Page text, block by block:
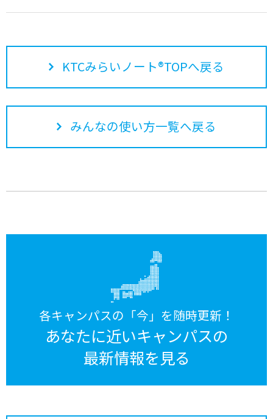
KTCみらいノート®TOPへ戻る
みんなの使い方一覧へ戻る
各キャンパスの「今」を随時更新！
あなたに近いキャンパスの
最新情報を見る